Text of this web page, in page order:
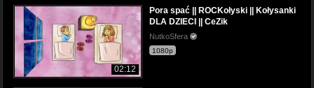
02:12
Pora spać || ROCKołyski || Kołysanki
DLA DZIECI || CeZik
NutkoSfera
1080p